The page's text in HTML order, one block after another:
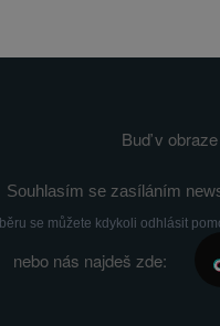
Buď v obraze
Souhlasím se zasíláním
se můžete kdykoli odhlásit
nebo nás najdeš zde: